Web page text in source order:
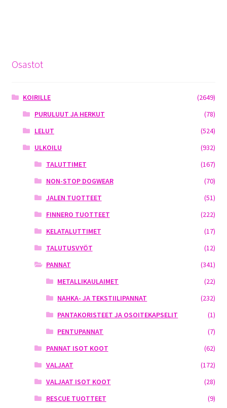
Osastot
KOIRILLE
(2649)
PURULUUT JA HERKUT
(78)
LELUT
(524)
ULKOILU
(932)
TALUTTIMET
(167)
NON-STOP DOGWEAR
(70)
JALEN TUOTTEET
(51)
FINNERO TUOTTEET
(222)
KELATALUTTIMET
(17)
TALUTUSVYÖT
(12)
PANNAT
(341)
METALLIKAULAIMET
(22)
NAHKA- JA TEKSTIILIPANNAT
(232)
PANTAKORISTEET JA OSOITEKAPSELIT
(1)
PENTUPANNAT
(7)
PANNAT ISOT KOOT
(62)
VALJAAT
(172)
VALJAAT ISOT KOOT
(28)
RESCUE TUOTTEET
(9)